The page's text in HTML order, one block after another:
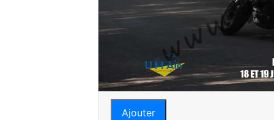
Ajouter